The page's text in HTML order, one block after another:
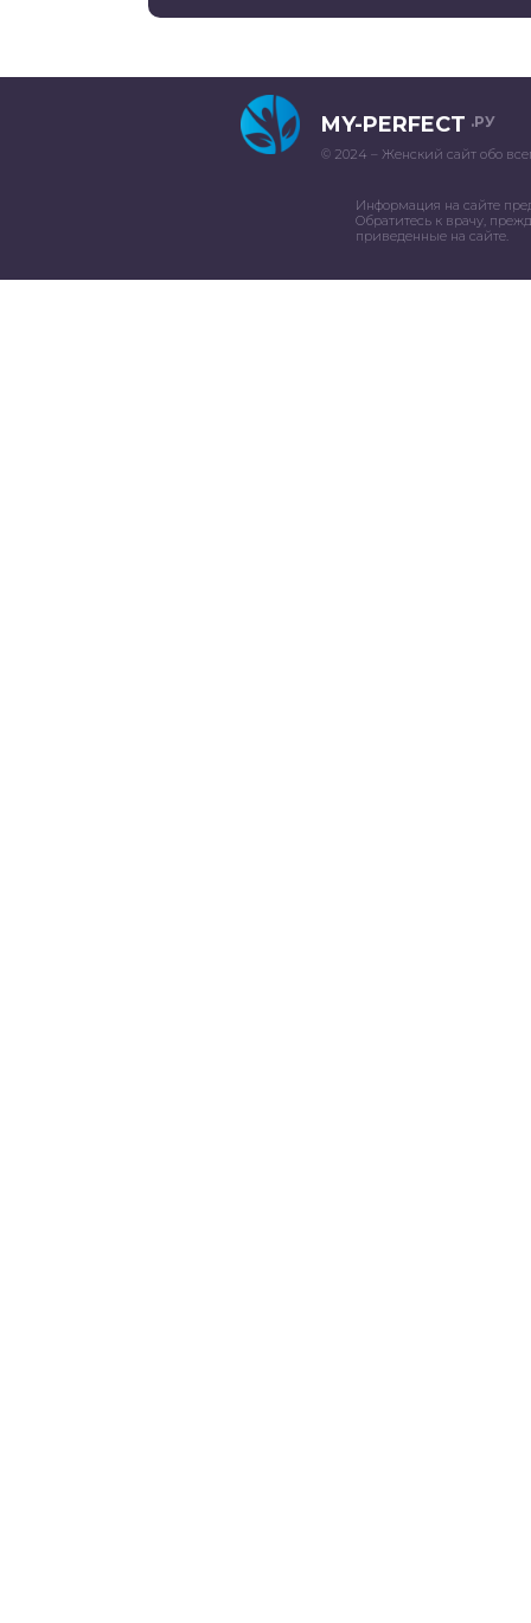
MY-PERFECT .РУ
© 2024 – Женский сайт обо
Информация на сайте
Обратитесь к врачу,
приведенные на сайте.